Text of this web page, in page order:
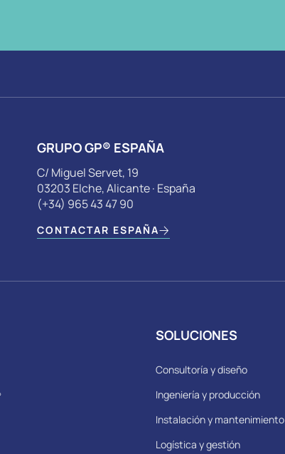
GRUPO GP® ESPAÑA
C/ Miguel Servet, 19
03203 Elche, Alicante · España
(+34) 965 43 47 90
CONTACTAR ESPAÑA
SOLUCIONES
Consultoría y diseño
Ingeniería y producción
Instalación y mantenimiento
Logística y gestión